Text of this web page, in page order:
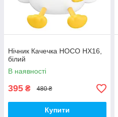
Нічник Качечка HOCO HX16,
білий
В наявності
395 ₴ 480 ₴
Купити